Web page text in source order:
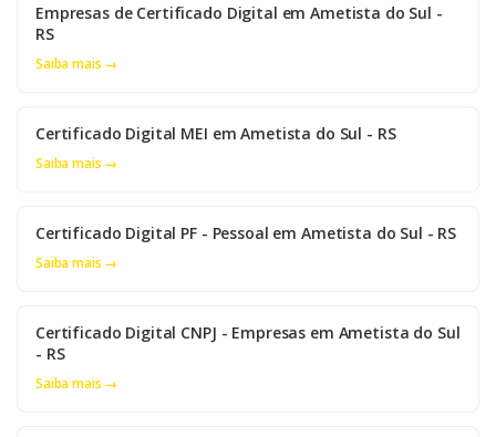
Empresas de Certificado Digital em Ametista do Sul -
RS
Saiba mais →
Certificado Digital MEI em Ametista do Sul - RS
Saiba mais →
Certificado Digital PF - Pessoal em Ametista do Sul - RS
Saiba mais →
Certificado Digital CNPJ - Empresas em Ametista do Sul
- RS
Saiba mais →